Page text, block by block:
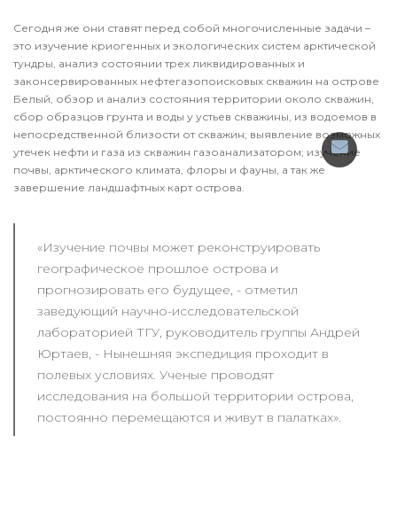
Сегодня же они ставят перед собой многочисленные задачи –
это изучение криогенных и экологических систем арктической
тундры, анализ состоянии трех ликвидированных и
законсервированных нефтегазопоисковых скважин на острове
Белый, обзор и анализ состояния территории около скважин,
сбор образцов грунта и воды у устьев скважины, из водоемов в
непосредственной близости от скважин; выявление возможных
утечек нефти и газа из скважин газоанализатором; изучение
почвы, арктического климата, флоры и фауны, а так же
завершение ландшафтных карт острова.
«Изучение почвы может реконструировать
географическое прошлое острова и
прогнозировать его будущее, - отметил
заведующий научно-исследовательской
лабораторией ТГУ, руководитель группы Андрей
Юртаев, - Нынешняя экспедиция проходит в
полевых условиях. Ученые проводят
исследования на большой территории острова,
постоянно перемещаются и живут в палатках».